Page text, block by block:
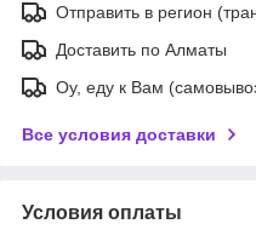
Отправить в регион
Доставить по Алматы
Оу, еду к Вам
Все условия доставки
Условия оплаты